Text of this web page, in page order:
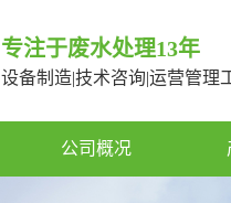
专注于废水处理13年
设备制造|技术咨询|运营管理
公司概况